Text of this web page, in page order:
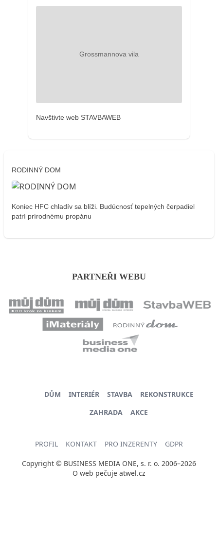
Navštivte web STAVBAWEB
RODINNÝ DOM
Koniec HFC chladív sa blíži. Budúcnosť tepelných čerpadiel
patrí prírodnému propánu
PARTNEŘI WEBU
DŮM INTERIÉR STAVBA
REKONSTRUKCE
ZAHRADA
AKCE
PROFIL KONTAKT PRO INZERENTY GDPR
Copyright © BUSINESS MEDIA ONE, s. r. o. 2006–2026